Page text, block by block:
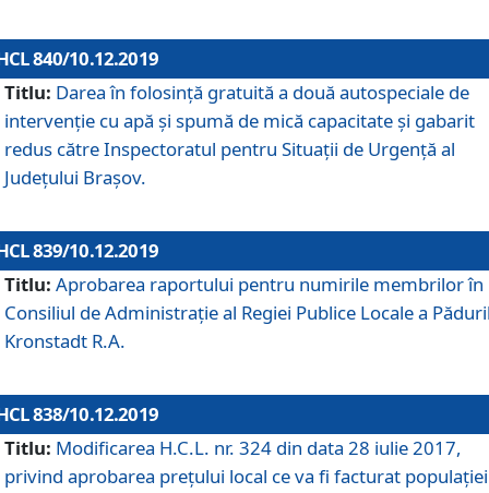
840/10.12.2019
Titlu: Darea în folosință gratuită a două autospeciale de
intervenție cu apă și spumă de mică capacitate și gabarit
redus către Inspectoratul pentru Situaţii de Urgenţă al
Judeţului Brașov.
839/10.12.2019
Titlu: Aprobarea raportului pentru numirile membrilor în
Consiliul de Administraţie al Regiei Publice Locale a
Kronstadt R.A.
838/10.12.2019
Titlu: Modificarea H.C.L. nr. 324 din data 28 iulie 2017,
privind aprobarea preţului local ce va fi facturat